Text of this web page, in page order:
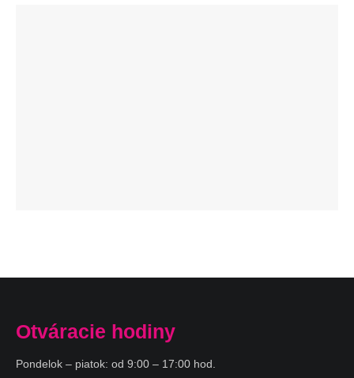
Otváracie hodiny
Pondelok – piatok: od 9:00 – 17:00 hod.